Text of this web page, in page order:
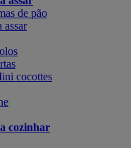
de pão
assar
cocottes
cozinhar